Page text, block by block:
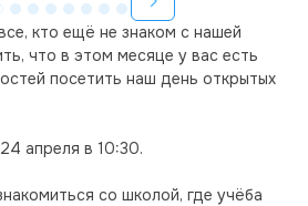
кто ещё не знаком с нашей
что в этом месяце у вас есть
посетить наш день открытых
апреля в 10:30.
со школой, где учёба